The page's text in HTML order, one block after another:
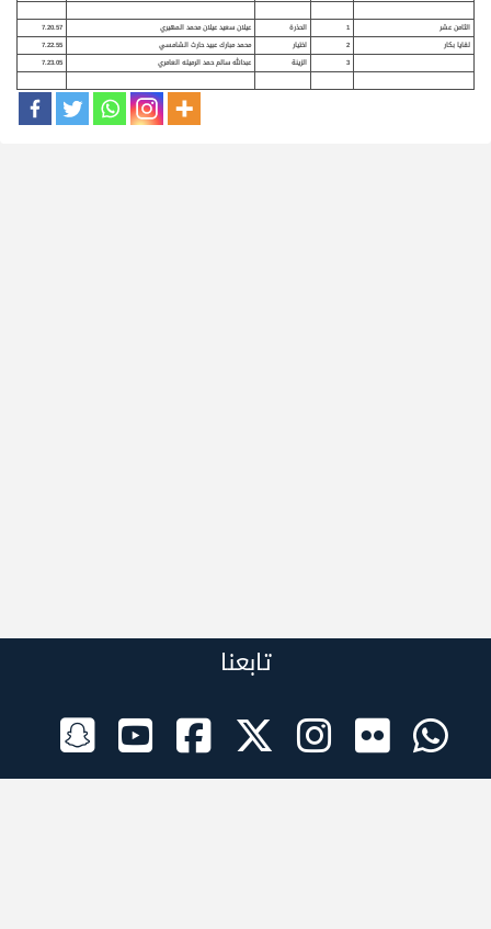
الثامن عشر 1 الحذرة عيلان سعيد عيلان محمد المهيري
7.20.57
لقايا بكار
2 اختيار محمد مبارك عبيد حارث الشامسي
7.22.55
3
الزينة عبدالله سالم حمد الرميله العامري 7.23.05
تابعنا